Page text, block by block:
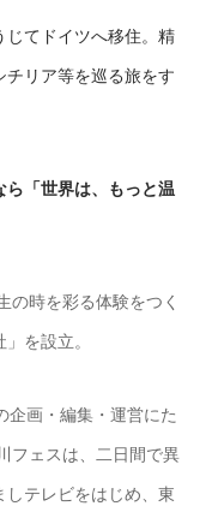
じてドイツへ移住。精
リア等を巡る旅をす
「世界は、もっと温
の時を彩る体験をつく
を設立。
企画・編集・運営にた
フェスは、二日間で異
テレビをはじめ、東